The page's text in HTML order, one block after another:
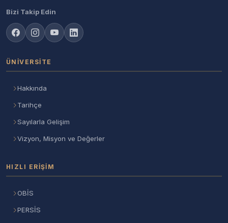
Bizi Takip Edin
ÜNIVERSITE
Hakkında
Tarihçe
Sayılarla Gelişim
Vizyon, Misyon ve Değerler
HIZLI ERIŞIM
OBİS
PERSİS